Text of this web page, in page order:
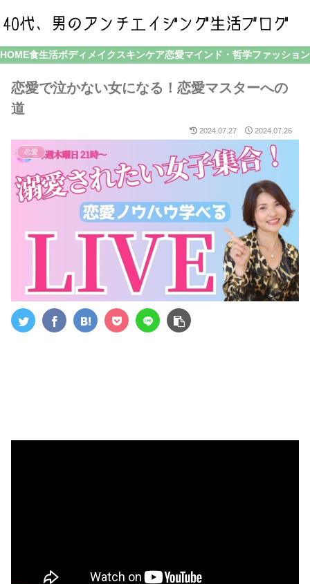
HOME食生活ボディメイク スキンケア恋愛マインド・哲学ファッション
恋愛で泣かない女になる！恋愛マスターへの
道
2024.07.27 2024.07.26
恋愛